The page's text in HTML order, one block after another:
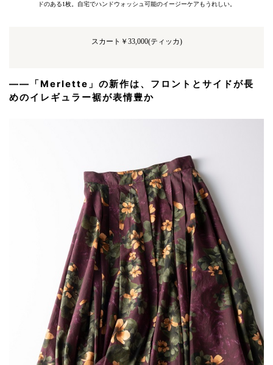
ドのある1枚。自宅でハンドウォッシュ可能のイージーケアもうれしい。
スカート￥33,000(ティッカ)
―― 「Merlette」 の新作は、フロントとサイドが長
めのイレギュラー裾が表情豊か